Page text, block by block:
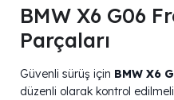
BMW X6 G06 Fren Sistemi
Parçaları
Güvenli sürüş için
düzenli olarak kontrol